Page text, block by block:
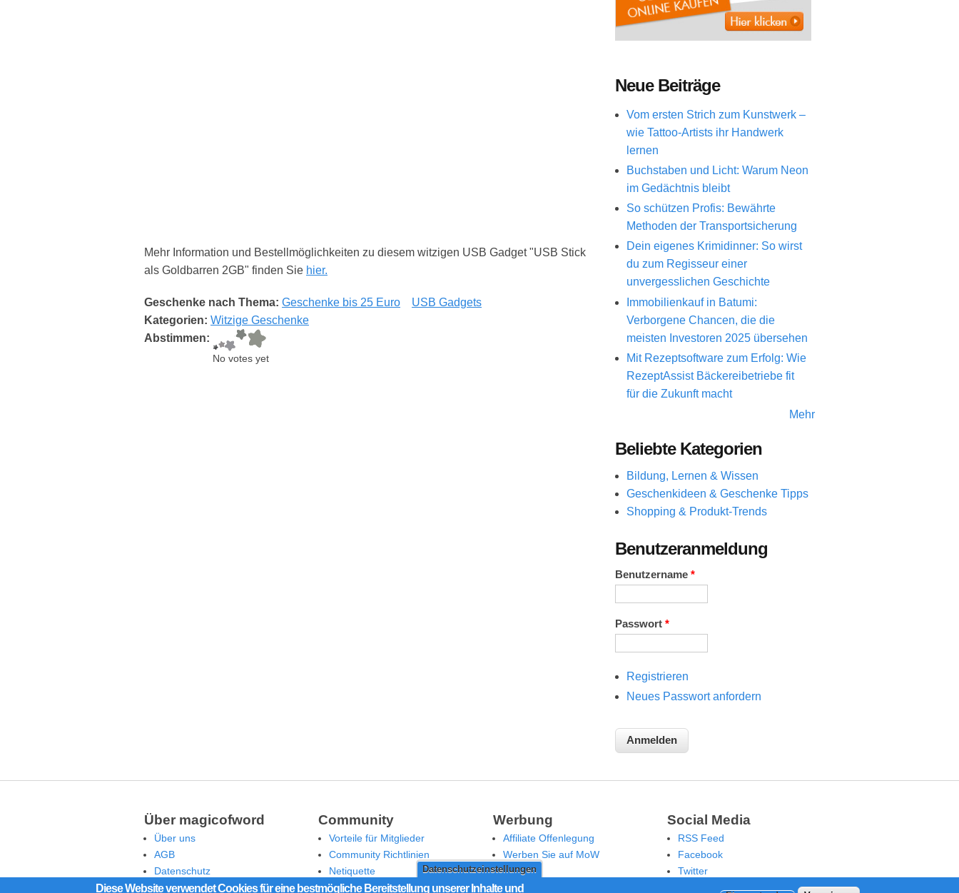
Datenschutzeinstellungen
Diese Website verwendet Cookies für eine bestmögliche Bereitstellung unserer Inhalte und
Mehr Information und Bestellmöglichkeiten zu diesem witzigen USB Gadget "USB Stick
als Goldbarren 2GB" finden Sie hier.
Geschenke nach Thema: Geschenke bis 25 Euro
USB Gadgets
Kategorien: Witzige Geschenke
Abstimmen:
No votes yet
Neue Beiträge
Vom ersten Strich zum Kunstwerk –
wie Tattoo-Artists ihr Handwerk
lernen
Buchstaben und Licht: Warum Neon
im Gedächtnis bleibt
So schützen Profis: Bewährte
Methoden der Transportsicherung
Dein eigenes Krimidinner: So wirst
du zum Regisseur einer
unvergesslichen Geschichte
Immobilienkauf in Batumi:
Verborgene Chancen, die die
meisten Investoren 2025 übersehen
Mit Rezeptsoftware zum Erfolg: Wie
RezeptAssist Bäckereibetriebe fit
für die Zukunft macht
Mehr
Beliebte Kategorien
Bildung, Lernen & Wissen
Geschenkideen & Geschenke Tipps
Shopping & Produkt-Trends
Benutzeranmeldung
Benutzername *
Passwort *
Registrieren
Neues Passwort anfordern
Über magicofword
Über uns
AGB
Datenschutz
Rechtliche Hinweise
Community
Vorteile für Mitglieder
Community Richtlinien
Netiquette
Moderation
Werbung
Affiliate Offenlegung
Werben Sie auf MoW
Social Media
RSS Feed
Facebook
Twitter